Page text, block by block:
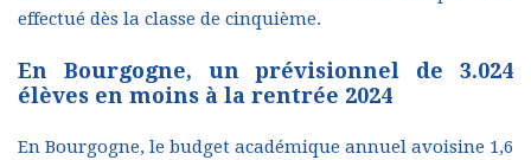
effectué dès la classe de cinquième.
En Bourgogne, un prévisionnel de 3.024
élèves en moins à la rentrée 2024
En Bourgogne, le budget académique annuel avoisine 1,6